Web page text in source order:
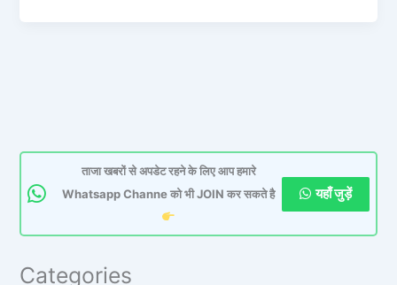
ताजा खबरों से अपडेट रहने के लिए आप हमारे
Whatsapp Channe को भी JOIN कर सकते है
यहाँ जुड़ें
Categories